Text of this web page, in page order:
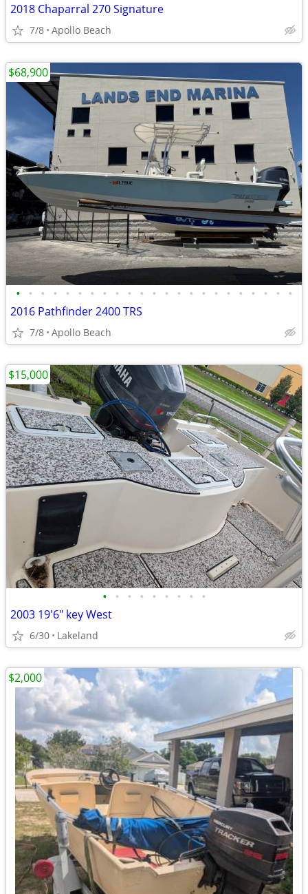
2018 Chaparral 270 Signature
7/8 Apollo Beach
• • • • • • • • • • • • • • • • • • • • • • •
2016 Pathfinder 2400 TRS
7/8 Apollo Beach
$68,900
• • • • • • • • •
2003 19'6" key West
6/30 Lakeland
$15,000
$2,000